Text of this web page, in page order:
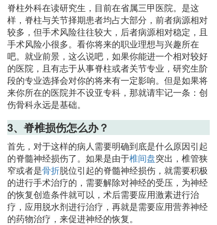
脊柱外科在读研究生，目前在省属三甲医院。是这
样，脊柱与关节择期患者均占大部分，前者病源相对
较多，但手术风险往往较大，后者病源相对稳定，且
手术风险小很多。看你将来的职业理想与兴趣所在
吧。就业前景，这么说吧，如果你能进一个相对较好
的医院，且有志于从事脊柱或者关节专业，研究生阶
段的专业选择会对你的将来有一定影响。但是如果将
来你所在的医院并不设亚专科，那就请牢记一条：创
伤骨科永远是基础。
3、脊椎损伤怎么办？
首先，对于这样的病人需要明确到底是什么原因引起
的脊髓神经损伤了。如果是由于椎间盘突出，椎管狭
窄或者是骨折脱位引起的脊髓神经损伤，就需要积极
的进行手术治疗的，需要解除对神经的受压，为神经
的恢复创造条件就可以，术后需要应用激素进行治
疗，应用脱水剂进行治疗，再就是需要应用营养神经
的药物治疗，来促进神经的恢复。